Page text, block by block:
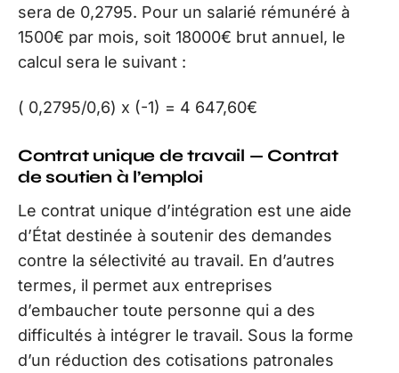
sera de 0,2795. Pour un salarié rémunéré à
1500€ par mois, soit 18000€ brut annuel, le
calcul sera le suivant :
( 0,2795/0,6) x (-1) = 4 647,60€
Contrat unique de travail — Contrat
de soutien à l’emploi
Le contrat unique d’intégration est une aide
d’État destinée à soutenir des demandes
contre la sélectivité au travail. En d’autres
termes, il permet aux entreprises
d’embaucher toute personne qui a des
difficultés à intégrer le travail. Sous la forme
d’un réduction des cotisations patronales